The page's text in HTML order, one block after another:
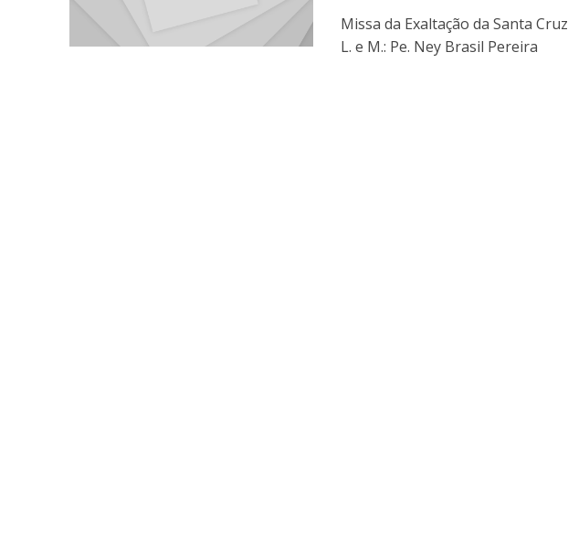
Missa da Exaltação da Santa Cruz
L. e M.: Pe. Ney Brasil Pereira